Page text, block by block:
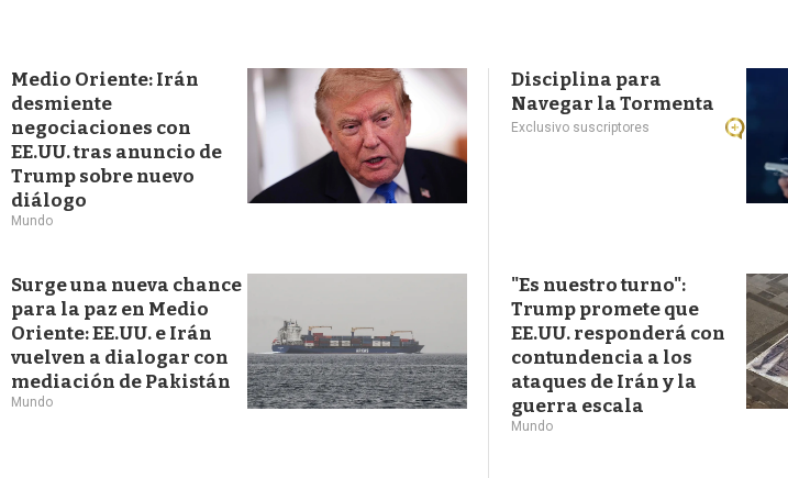
Medio Oriente: Irán
desmiente
negociaciones con
EE.UU. tras anuncio de
Trump sobre nuevo
diálogo
Mundo
Disciplina para
Navegar la Tormenta
Exclusivo suscriptores
Surge una nueva chance
para la paz en Medio
Oriente: EE.UU. e Irán
vuelven a dialogar con
mediación de Pakistán
Mundo
"Es nuestro turno":
Trump promete que
EE.UU. responderá con
contundencia a los
ataques de Irán y la
guerra escala
Mundo